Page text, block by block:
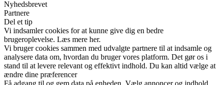
Nyhedsbrevet
Partnere
Del et tip
Vi indsamler cookies for at kunne give dig en bedre
brugeroplevelse. Læs mere her.
Vi bruger cookies sammen med udvalgte partnere til at indsamle og
analysere data om, hvordan du bruger vores platform. Det gør os i
stand til at levere relevant og effektivt indhold. Du kan altid vælge at
ændre dine præferencer